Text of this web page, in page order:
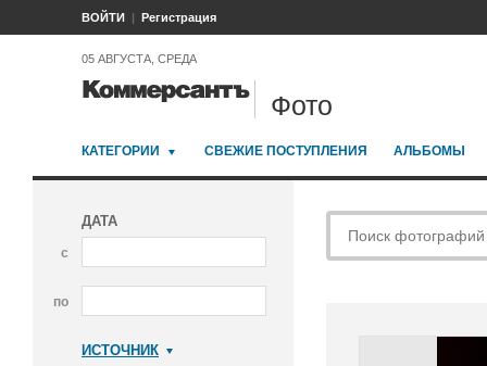
ВОЙТИ Регистрация
05 АВГУСТА, СРЕДА
Фото
КАТЕГОРИИ СВЕЖИЕ ПОСТУПЛЕНИЯ АЛЬБОМЫ
ДАТА
с
по
ИСТОЧНИК